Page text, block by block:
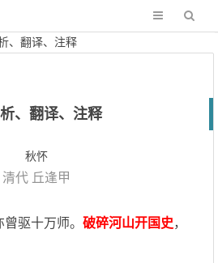
、翻译、注释
、翻译、注释
秋怀
清代 丘逢甲
曾驱十万师。破碎河山开国史，